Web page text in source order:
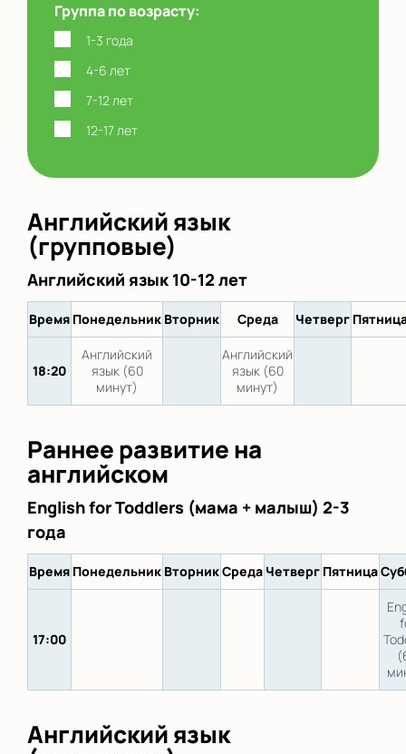
Группа по возрасту:
1-3 года
4-6 лет
7-12 лет
12-17 лет
Английский язык
(групповые)
Английский язык 10-12 лет
Время Понедельник Вторник Среда Четверг
18:20
Английский
язык (60
минут)
Английский
язык (60
минут)
Раннее развитие на
английском
English for Toddlers (мама + малыш) 2-3
года
Время Понедельник ВторникСреда Четверг Пятница
17:00
Английский язык